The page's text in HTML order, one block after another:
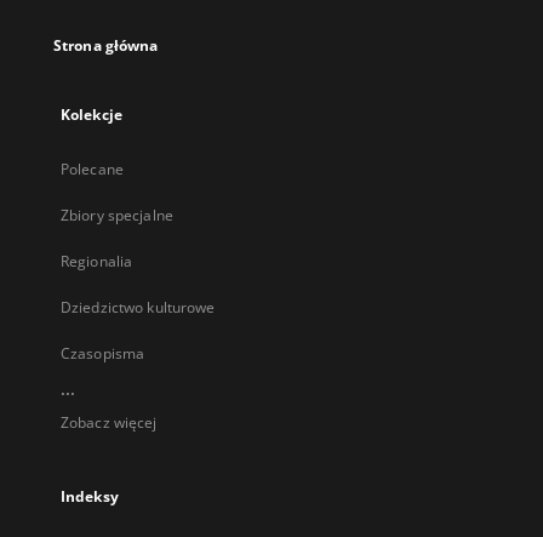
Strona główna
Kolekcje
Polecane
Zbiory specjalne
Regionalia
Dziedzictwo kulturowe
Czasopisma
...
Zobacz więcej
Indeksy